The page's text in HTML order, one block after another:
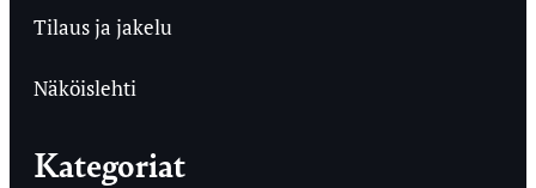
Tilaus ja jakelu
Näköislehti
Kategoriat